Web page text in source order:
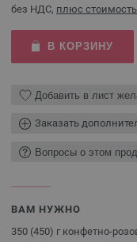
без НДС, плюс
В КОРЗИНУ
Добавить в лист
Заказать
Вопросы о этом
ВАМ НУЖНО
350 (450) г конфетно-